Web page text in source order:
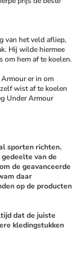
van het veld afliep,
Hij wilde hiermee
om hem af te koelen.
er in om
wist af te koelen
Under Armour
sporten richten.
van de
de geavanceerde
daar
op de producten
dat de juiste
kledingstukken